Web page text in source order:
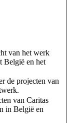
van het werk
België en het
de projecten van
van Caritas
in België en